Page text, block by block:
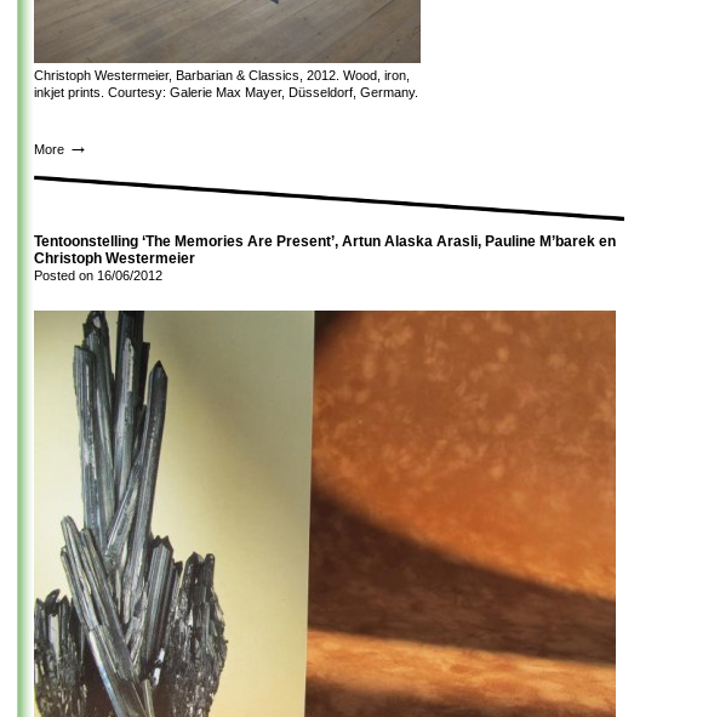
Christoph Westermeier, Barbarian & Classics, 2012. Wood, iron,
inkjet prints. Courtesy: Galerie Max Mayer, Düsseldorf, Germany.
More →
Tentoonstelling ‘The Memories Are Present’, Artun Alaska Arasli, Pauline M’barek en
Christoph Westermeier
Posted on 16/06/2012